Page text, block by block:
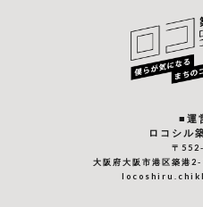
■運
ロコシル
〒
大阪府大阪市港区築港